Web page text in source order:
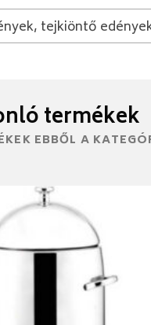
edények és gőzölő
termékek
EBBŐL A